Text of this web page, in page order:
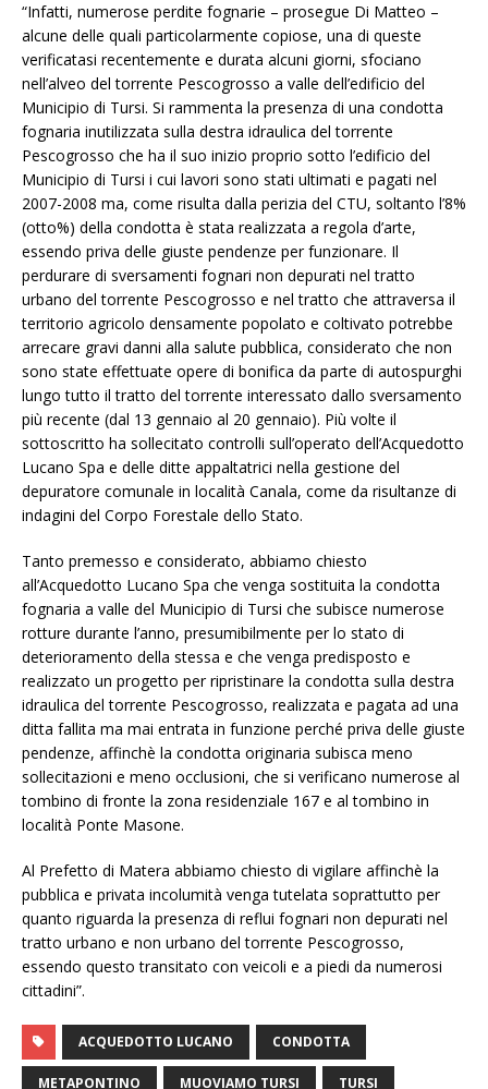
“Infatti, numerose perdite fognarie – prosegue Di Matteo –
alcune delle quali particolarmente copiose, una di queste
verificatasi recentemente e durata alcuni giorni, sfociano
nell’alveo del torrente Pescogrosso a valle dell’edificio del
Municipio di Tursi. Si rammenta la presenza di una condotta
fognaria inutilizzata sulla destra idraulica del torrente
Pescogrosso che ha il suo inizio proprio sotto l’edificio del
Municipio di Tursi i cui lavori sono stati ultimati e pagati nel
2007-2008 ma, come risulta dalla perizia del CTU, soltanto l’8%
(otto%) della condotta è stata realizzata a regola d’arte,
essendo priva delle giuste pendenze per funzionare. Il
perdurare di sversamenti fognari non depurati nel tratto
urbano del torrente Pescogrosso e nel tratto che attraversa il
territorio agricolo densamente popolato e coltivato potrebbe
arrecare gravi danni alla salute pubblica, considerato che non
sono state effettuate opere di bonifica da parte di autospurghi
lungo tutto il tratto del torrente interessato dallo sversamento
più recente (dal 13 gennaio al 20 gennaio). Più volte il
sottoscritto ha sollecitato controlli sull’operato dell’Acquedotto
Lucano Spa e delle ditte appaltatrici nella gestione del
depuratore comunale in località Canala, come da risultanze di
indagini del Corpo Forestale dello Stato.
Tanto premesso e considerato, abbiamo chiesto
all’Acquedotto Lucano Spa che venga sostituita la condotta
fognaria a valle del Municipio di Tursi che subisce numerose
rotture durante l’anno, presumibilmente per lo stato di
deterioramento della stessa e che venga predisposto e
realizzato un progetto per ripristinare la condotta sulla destra
idraulica del torrente Pescogrosso, realizzata e pagata ad una
ditta fallita ma mai entrata in funzione perché priva delle giuste
pendenze, affinchè la condotta originaria subisca meno
sollecitazioni e meno occlusioni, che si verificano numerose al
tombino di fronte la zona residenziale 167 e al tombino in
località Ponte Masone.
Al Prefetto di Matera abbiamo chiesto di vigilare affinchè la
pubblica e privata incolumità venga tutelata soprattutto per
quanto riguarda la presenza di reflui fognari non depurati nel
tratto urbano e non urbano del torrente Pescogrosso,
essendo questo transitato con veicoli e a piedi da numerosi
cittadini”.
ACQUEDOTTO LUCANO CONDOTTA
METAPONTINO MUOVIAMO TURSI TURSI